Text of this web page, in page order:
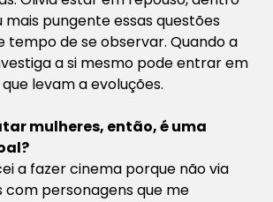
mais pungente essas questões
tempo de se observar. Quando a
a si mesmo pode entrar em
levam a evoluções.
mulheres, então, é uma
a fazer cinema porque não via
com personagens que me